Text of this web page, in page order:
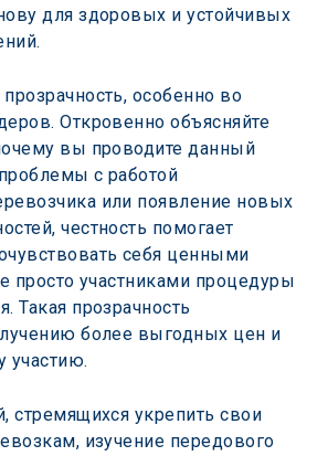
для здоровых и устойчивых
особенно во
Откровенно объясняйте
вы проводите данный
с работой
или появление новых
честность помогает
себя ценными
просто участниками процедуры
Такая прозрачность
более выгодных цен и
участию.
стремящихся укрепить свои
изучение передового